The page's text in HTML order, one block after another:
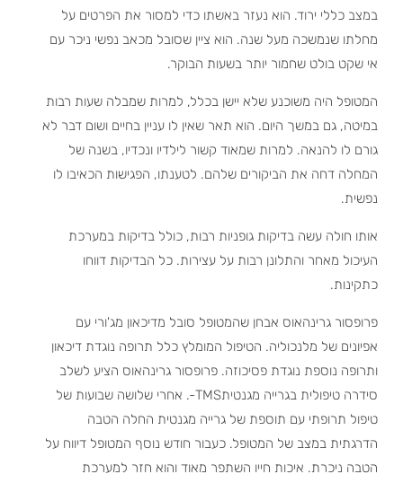
במצב כללי ירוד. הוא נעזר באשתו כדי למסור את הפרטים על
מחלתו שנמשכה מעל שנה. הוא ציין שסובל מכאב נפשי ניכר עם
אי שקט בולט שחמור יותר בשעות הבוקר.
המטופל היה משוכנע שלא יישן בכלל, למרות שמבלה שעות רבות
במיטה, גם במשך היום. הוא תאר שאין לו עניין בחיים ושום דבר לא
גורם לו להנאה. למרות שמאוד קשור לילדיו ונכדיו, בשנה של
המחלה דחה את הביקורים שלהם. לטענתו, הפגישות הכאיבו לו
נפשית.
אותו חולה עשה בדיקות גופניות רבות, כולל בדיקות במערכת
העיכול מאחר והתלונן רבות על עצירות. כל הבדיקות דווחו
כתקינות.
פרופסור גרינהאוס אבחן שהמטופל סובל מדיכאון מג'ורי עם
אפיונים של מלנכוליה. הטיפול המומלץ כלל תרופה נוגדת דיכאון
ותרופה נוספת נוגדת פסיכוזה. פרופסור גרינהאוס הציע לשלב
סידרה טיפולית בגרייה מגנטיתTMS-. אחרי שלושה שבועות של
טיפול תרופתי עם תוספת של גרייה מגנטית החלה הטבה
הדרגתית במצב של המטופל. כעבור חודש נוסף המטופל דיווח על
הטבה ניכרת. איכות חייו השתפר מאוד והוא חזר למערכת